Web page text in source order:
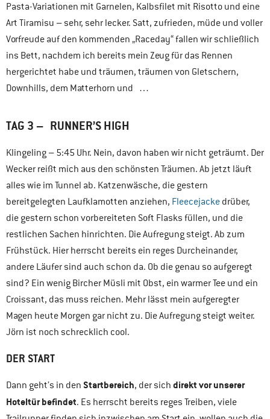
Pasta-Variationen mit Garnelen, Kalbsfilet mit Risotto und eine
Art Tiramisu – sehr, sehr lecker. Satt, zufrieden, müde und voller
Vorfreude auf den kommenden „Raceday“ fallen wir schließlich
ins Bett, nachdem ich bereits mein Zeug für das Rennen
hergerichtet habe und träumen, träumen von Gletschern,
Downhills, dem Matterhorn und …
TAG 3 – RUNNER’S HIGH
Klingeling – 5:45 Uhr. Nein, davon haben wir nicht geträumt. Der
Wecker reißt mich aus den schönsten Träumen. Ab jetzt läuft
alles wie im Tunnel ab. Katzenwäsche, die gestern
bereitgelegten Laufklamotten anziehen, Fleecejacke drüber,
die gestern schon vorbereiteten Soft Flasks füllen, und die
restlichen Sachen hinrichten. Die Aufregung steigt. Ab zum
Frühstück. Hier herrscht bereits ein reges Durcheinander,
andere Läufer sind auch schon da. Ob die genau so aufgeregt
sind? Ein wenig Bircher Müsli mit Obst, ein warmer Tee und ein
Croissant, das muss reichen. Mehr lässt mein aufgeregter
Magen heute Morgen gar nicht zu. Die Aufregung steigt weiter.
Jörn ist noch schrecklich cool.
DER START
Dann geht’s in den Startbereich, der sich direkt vor unserer
Hoteltür befindet. Es herrscht bereits reges Treiben, viele